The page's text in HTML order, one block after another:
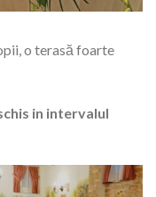
o terasă foarte
in intervalul